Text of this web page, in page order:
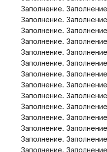
Заполнение.
Заполнение.
Заполнение.
Заполнение.
Заполнение.
Заполнение.
Заполнение.
Заполнение.
Заполнение.
Заполнение.
Заполнение.
Заполнение.
Заполнение.
Заполнение.